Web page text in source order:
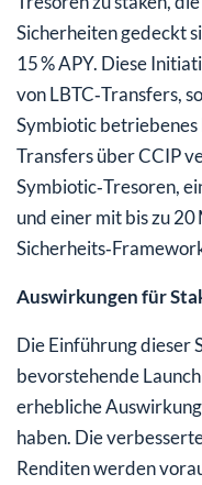
Sicherheiten gedeckt
15 % APY. Diese
von LBTC‑Transfers,
Symbiotic
Transfers über CCIP
Symbiotic‑Tresoren,
und einer mit bis zu
Auswirkungen für
Die Einführung dieser
bevorstehende
erhebliche
haben. Die
Renditen werden